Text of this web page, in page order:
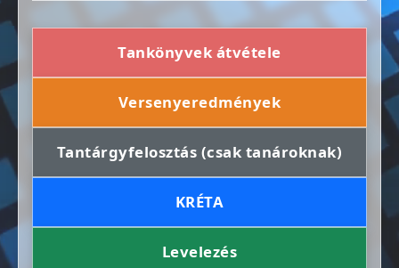
Tankönyvek átvétele
Versenyeredmények
Tantárgyfelosztás (csak tanároknak)
KRÉTA
Levelezés